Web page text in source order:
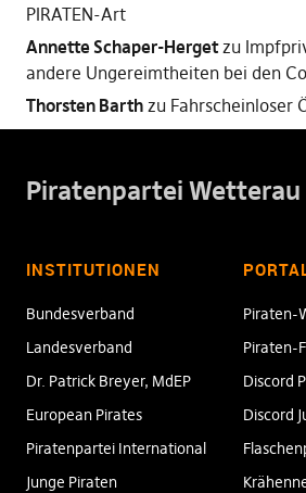
PIRATEN-Art
Annette Schaper-Hergetzu
andere Ungereimtheiten bei den
Thorsten Barthzu Fahrscheinloser
Piratenpartei Wetterau
INSTITUTIONEN
Bundesverband
Landesverband
Dr. Patrick Breyer, MdEP
European Pirates
Piratenpartei International
Junge Piraten
Piraten-
Piraten-
Discord
Discord